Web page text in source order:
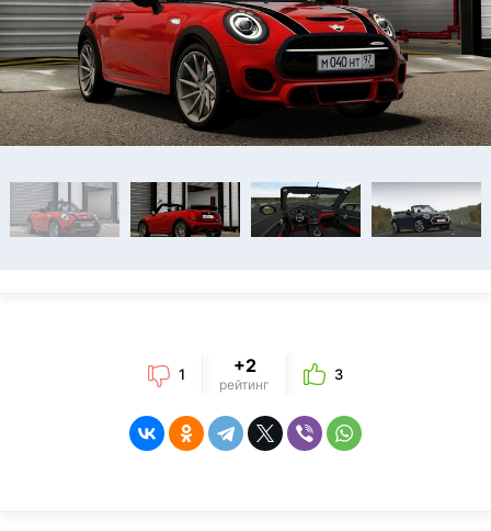
1 +2
рейтинг
3